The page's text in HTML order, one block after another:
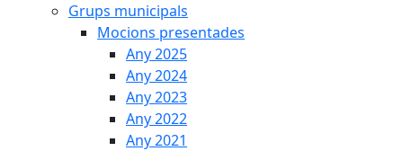
Grups municipals
Mocions presentades
Any 2025
Any 2024
Any 2023
Any 2022
Any 2021